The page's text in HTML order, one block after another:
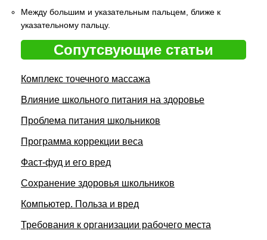
Между большим и указательным пальцем, ближе к
указательному пальцу.
Сопутсвующие статьи
Комплекс точечного массажа
Влияние школьного питания на здоровье
Проблема питания школьников
Программа коррекции веса
Фаст-фуд и его вред
Сохранение здоровья школьников
Компьютер. Польза и вред
Требования к организации рабочего места